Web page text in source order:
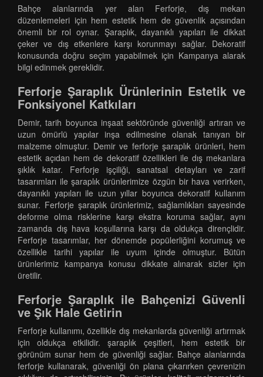
Bahçe alanlarında yer alan Ferforje, dış mekan
düzenlemeleri için hem estetik hem de güvenlik açısından
önemli bir rol oynar. Şaraplık, dayanıklı yapıları ile dikkat
çeker ve dış etkenlere karşı korunmayı sağlar. Dekoratif
konusunda doğru seçim yapabilmek için Kampanya alarak
bilgi edinmek gereklidir.
Ferforje Şaraplık Ürünlerinin Estetik ve
Fonksiyonel Katkıları
Demir, tarih boyunca inşaat sektöründe güvenliği artıran ve
uzun ömürlü yapılar inşa edilmesine olanak tanıyan bir
malzeme olmuştur. Demir ve ferforje şaraplık ürünleri, hem
estetik açıdan hem de dekoratif özellikleri ile dış mekanlara
şıklık katar. Ferforje işçiliği, sanatsal detayları ve zarif
tasarımları ile şaraplık ürünlerimize özgün bir hava verirken,
dayanıklı yapıları ile uzun yıllar boyunca dekoratif kullanım
sunar. Ferforje şaraplık ürünlerimiz, sağlamlıkları sayesinde
deforme olma risklerine karşı ekstra koruma sağlar, aynı
zamanda dış hava koşullarına karşı da oldukça dirençlidir.
Ferforje tasarımlar, her dönemde popülerliğini korumuş ve
özellikle tarihi yapılar ile uyum içinde olmuştur. Bütün
ürünlerimiz kampanya konusu dikkate alınarak sizler için
üretilir.
Ferforje Şaraplık ile Bahçenizi Güvenli
ve Şık Hale Getirin
Ferforje kullanımı, özellikle dış mekanlarda güvenliği artırmak
için oldukça etkilidir. şaraplık çeşitleri, hem estetik bir
görünüm sunar hem de güvenliği sağlar. Bahçe alanlarında
ferforje kullanarak, güvenliği ön plana çıkarırken çevrenizin